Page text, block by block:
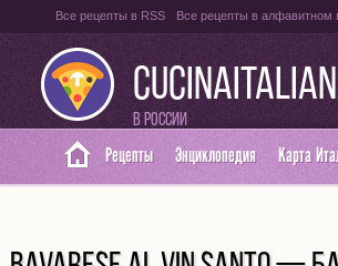
Все рецепты в RSS Все рецепты в алфавитном
Оглавление на итальянском языке Карта сайта
в России
Рецепты Энциклопедия Карта